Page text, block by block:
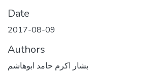
Date
2017-08-09
Authors
بشار اكرم حامد ابوهاشم